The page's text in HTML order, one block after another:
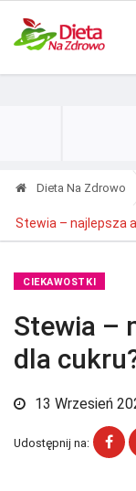
Dieta Na Zdrowo
Stewia – najlepsza
CIEKAWOSTKI
Stewia –
dla
13 Wrzesień
Udostępnij na: